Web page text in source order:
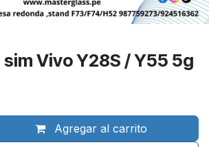
sim Vivo Y28S / Y55 5g
Agregar al carrito